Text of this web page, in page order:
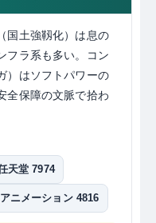
国土強靱化）は息の
フラ系も多い。コン
）はソフトパワーの
全保障の文脈で拾わ
天堂 7974
ニメーション 4816